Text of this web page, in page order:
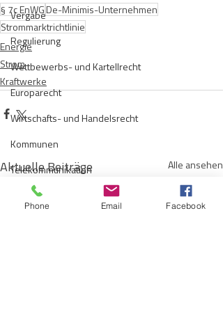
Vergabe
Regulierung
Wettbewerbs- und Kartellrecht
Europarecht
Wirtschafts- und Handelsrecht
Kommunen
Telekommunikation
Gesellschaftsrecht
§ 7c EnWGDe-Minimis-Unternehmen
Strommarktrichtlinie
Energie
Strom
Kraftwerke
Aktuelle Beiträge Alle ansehen
Phone Email Facebook